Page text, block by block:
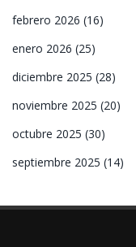
febrero 2026 (16)
enero 2026 (25)
diciembre 2025 (28)
noviembre 2025 (20)
octubre 2025 (30)
septiembre 2025 (14)